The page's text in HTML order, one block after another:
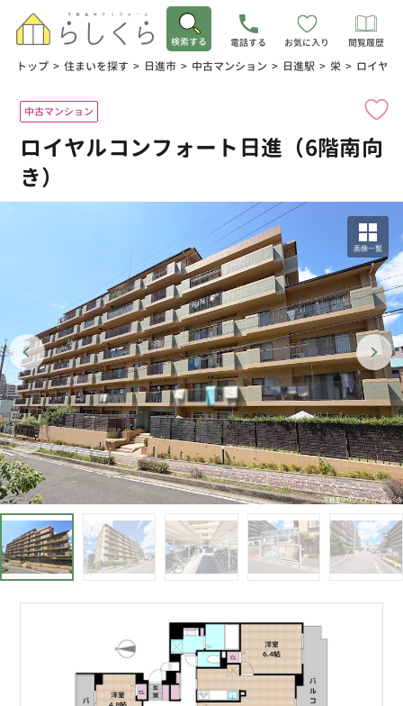
検索する 電話する お気に入り 閲覧履歴
トップ > 住まいを探す > 日進市 > 中古マンション > 日進駅 > 栄 > ロイヤ
中古マンション
ロイヤルコンフォート日進（6階南向
き）